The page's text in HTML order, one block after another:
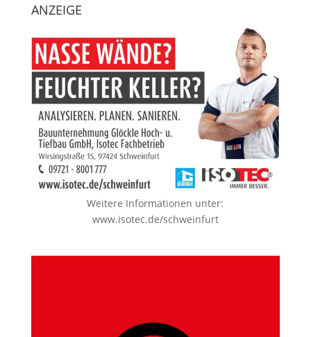
ANZEIGE
Weitere Informationen unter:
www.isotec.de/schweinfurt